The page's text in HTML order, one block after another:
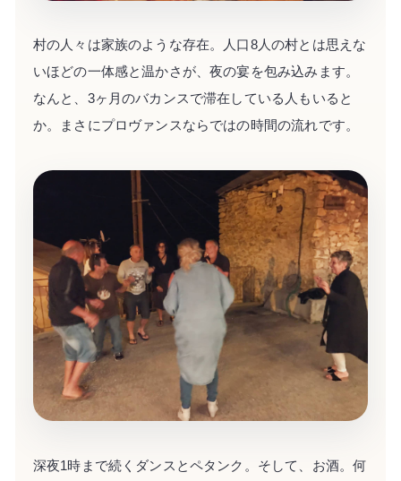
村の人々は家族のような存在。人口8人の村とは思えな
いほどの一体感と温かさが、夜の宴を包み込みます。
なんと、3ヶ月のバカンスで滞在している人もいると
か。まさにプロヴァンスならではの時間の流れです。
深夜1時まで続くダンスとペタンク。そして、お酒。何